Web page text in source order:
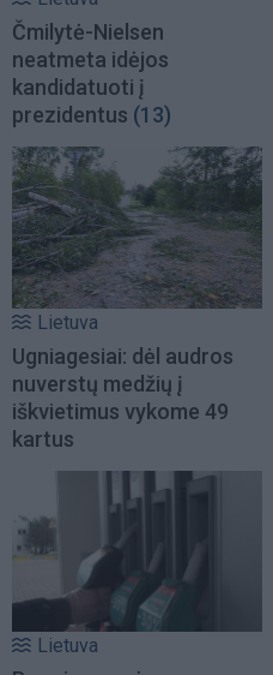
Čmilytė-Nielsen
neatmeta idėjos
kandidatuoti į
prezidentus (13)
Lietuva
Ugniagesiai: dėl audros
nuverstų medžių į
iškvietimus vykome 49
kartus
Lietuva